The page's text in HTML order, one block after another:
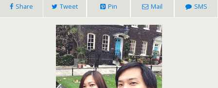
Share Tweet Pin Mail SMS